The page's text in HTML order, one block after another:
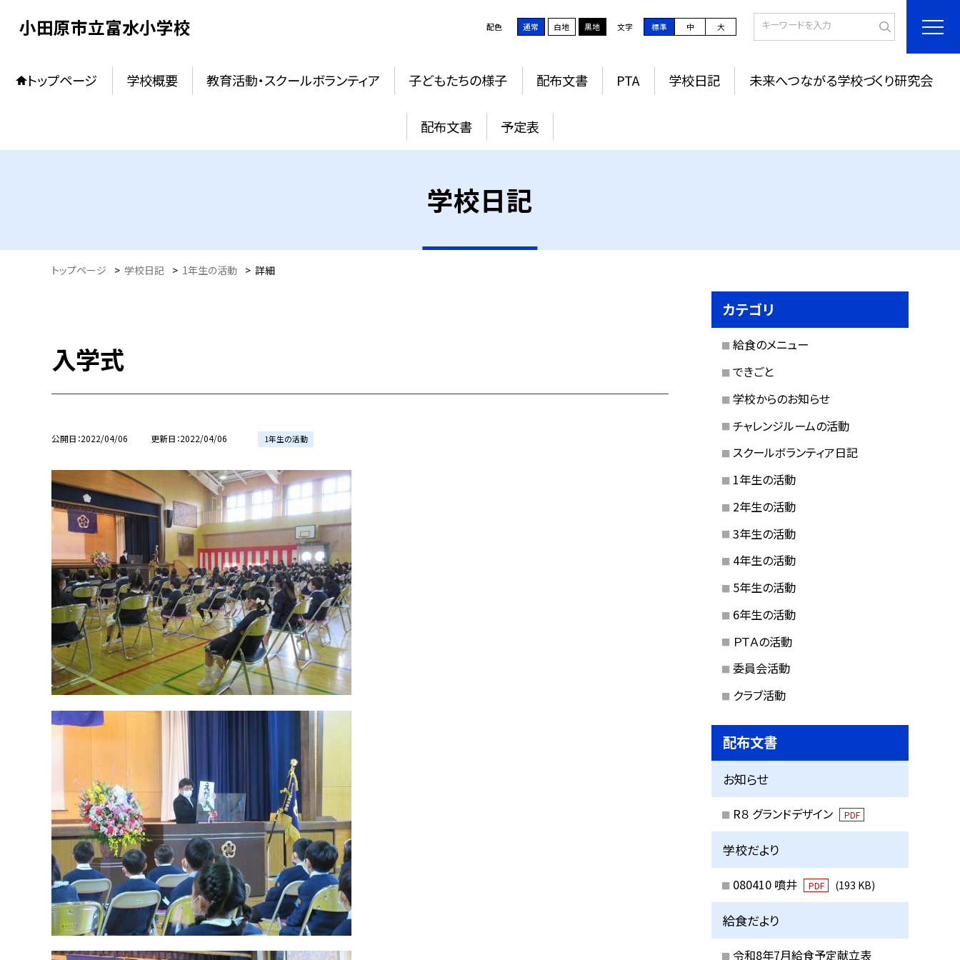
小田原市立富水小学校 配色 通常 白地 黒地 文字 標準 中 大
トップページ 学校概要 教育活動・スクールボランティア 子どもたちの様子 配布文書 PTA 学校日記 未来へつながる学校づくり研究会
配布文書 予定表
学校日記
トップページ > 学校日記 > 1年生の活動 > 詳細
入学式
公開日 2022/04/06 更新日 2022/04/06 1年生の活動
カテゴリ
給食のメニュー
できごと
学校からのお知らせ
チャレンジルームの活動
スクールボランティア日記
1年生の活動
2年生の活動
3年生の活動
4年生の活動
5年生の活動
6年生の活動
ＰＴＡの活動
委員会活動
クラブ活動
配布文書
お知らせ
R８ グランドデザイン PDF
学校だより
080410 噴井 PDF (193 KB)
給食だより
令和8年7月給食予定献立表